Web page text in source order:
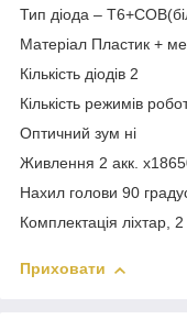
Тип діода –
Матеріал Пластик +
Кількість діодів 2
Кількість режимів
Оптичний зум ні
Живлення 2 акк.
Нахил голови 90
Комплектація ліхтар,
Приховати